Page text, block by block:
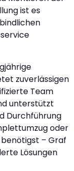
ist es
zuverlässigen
Team
unterstützt
Durchführung
oder
– Graf
Lösungen